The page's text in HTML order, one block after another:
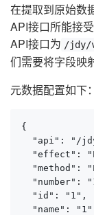
在提取到原始数
API接口所能接
API接口为 /jdy/
们需要将字段映
元数据配置如下：
{
"api": "/
"effect":
"method":
"number":
  "id": "1",
"name":